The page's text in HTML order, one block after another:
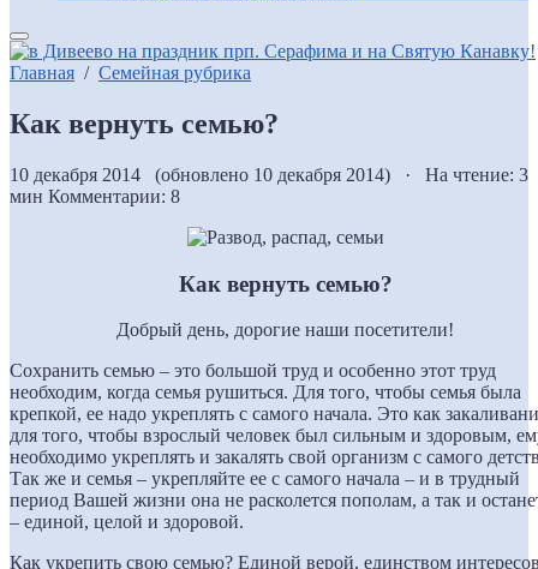
Главная / Семейная рубрика
Как вернуть семью?
10 декабря 2014 (обновлено 10 декабря 2014) · На чтение: 3
мин Комментарии: 8
Как вернуть семью?
Добрый день, дорогие наши посетители!
Сохранить семью – это большой труд и особенно этот труд
необходим, когда семья рушиться. Для того, чтобы семья была
крепкой, ее надо укреплять с самого начала. Это как
для того, чтобы взрослый человек был сильным и здоровым,
необходимо укреплять и закалять свой организм с самого
Так же и семья – укрепляйте ее с самого начала – и в трудный
период Вашей жизни она не расколется пополам, а так и
– единой, целой и здоровой.
Как укрепить свою семью? Единой верой, единством